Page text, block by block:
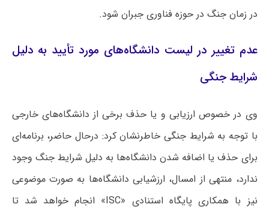
در زمان جنگ در حوزه فناوری جبران شود.
عدم تغییر در لیست دانشگاه‌های مورد تأیید به دلیل
شرایط جنگی
وی در خصوص ارزیابی و یا حذف برخی از دانشگاه‌های خارجی
با توجه به شرایط جنگی خاطرنشان کرد: درحال حاضر، برنامه‌ای
برای حذف یا اضافه شدن دانشگاه‌ها به دلیل شرایط جنگ وجود
ندارد، منتهی از امسال، ارزشیابی دانشگاه‌ها به صورت موضوعی
نیز با همکاری پایگاه استنادی «ISC» انجام خواهد شد تا